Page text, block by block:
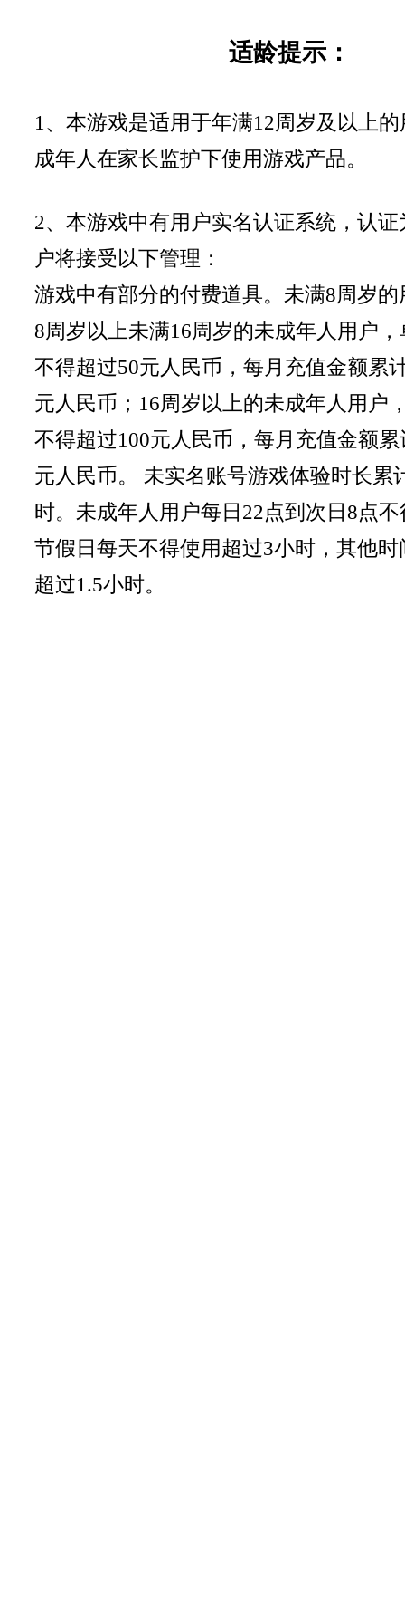
适龄提示：
1、本游戏是适用于年满12周岁及以上
成年人在家长监护下使用游戏产品。
2、本游戏中有用户实名认证系统，认
户将接受以下管理：
游戏中有部分的付费道具。未满8周岁
8周岁以上未满16周岁的未成年人用户
不得超过50元人民币，每月充值金额累
元人民币；16周岁以上的未成年人用户
不得超过100元人民币，每月充值金额
元人民币。 未实名账号游戏体验时长累
时。未成年人用户每日22点到次日8点
节假日每天不得使用超过3小时，其他
超过1.5小时。